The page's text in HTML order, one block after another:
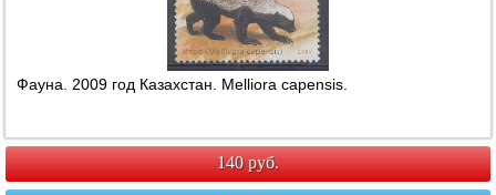
Фауна. 2009 год Казахстан. Melliora capensis.
140 руб.